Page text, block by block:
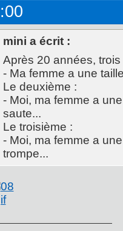
mini a écrit :
Après 20 années,
- Ma femme a une
Le deuxième :
- Moi, ma femme a
saute...
Le troisième :
- Moi, ma femme a
trompe...